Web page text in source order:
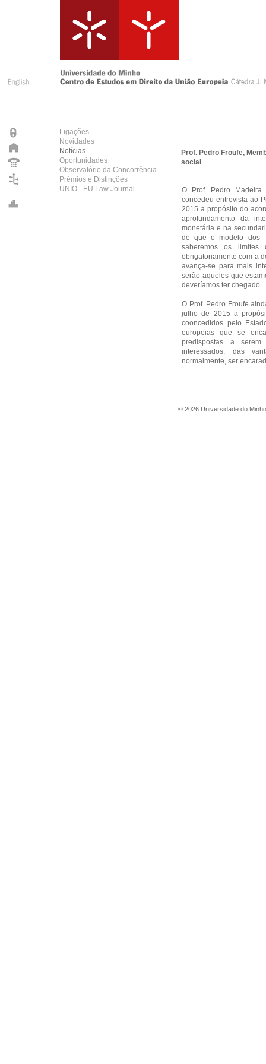
Ligações
Novidades
Notícias
Oportunidades
Observatório da Concorrência
Prémios e Distinções
UNIO - EU Law Journal
Prof. Pedro Froufe,
social
O Prof. Pedro
concedeu entrevista ao
2015 a propósito do
aprofundamento da
monetária e na
de que o modelo dos
saberemos os limites
obrigatoriamente com a
avança-se para mais
serão aqueles que
deveríamos ter chegado.
O Prof. Pedro Froufe
julho de 2015 a
cooncedidos pelo
europeias que se
predispostas a serem
interessados, das
normalmente, ser
© 2026 Universidade do